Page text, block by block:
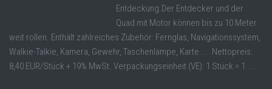
Entdeckung.Der Entdecker und der
Quad mit Motor können bis zu 10 Meter
weit rollen. Enthält zahlreiches Zubehör: Fernglas, Navigationssystem,
Walkie-Talkie, Kamera, Gewehr, Taschenlampe, Karte... Nettopreis:
8,40 EUR/Stück + 19% MwSt. Verpackungseinheit (VE): 1 Stück = 1 ...